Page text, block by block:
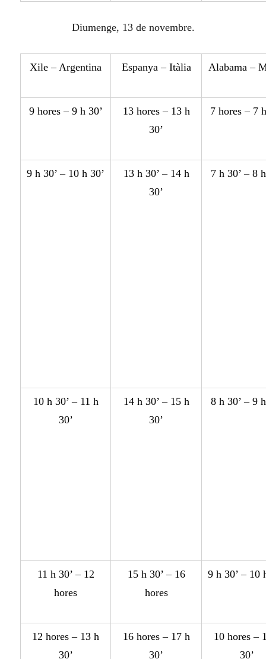
Diumenge, 13 de novembre.
Xile – Argentina Espanya – Itàlia Alabama –
9 hores – 9 h 30’
13 hores – 13 h
30’
7 hores – 7
9 h 30’ – 10 h 30’
13 h 30’ – 14 h
30’
7 h 30’ – 8
10 h 30’ – 11 h
30’
14 h 30’ – 15 h
30’
8 h 30’ – 9
11 h 30’ – 12
hores
15 h 30’ – 16
hores
9 h 30’ – 10
12 hores – 13 h
30’
16 hores – 17 h
30’
10 hores –
30’